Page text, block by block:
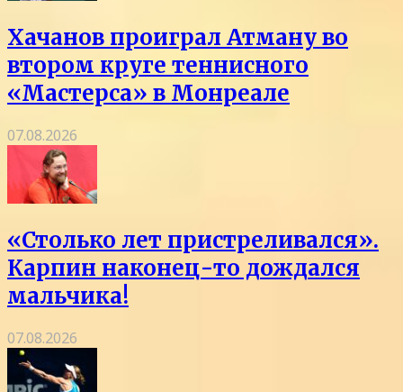
Хачанов проиграл Атману во
втором круге теннисного
«Мастерса» в Монреале
07.08.2026
«Столько лет пристреливался».
Карпин наконец-то дождался
мальчика!
07.08.2026